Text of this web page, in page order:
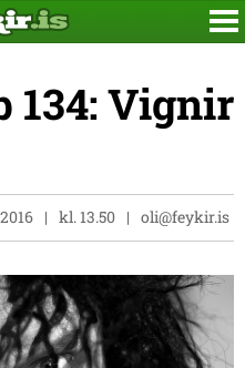
134: Vignir
kl. 13.50 oli@feykir.is